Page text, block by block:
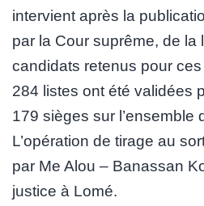
intervient après la
par la Cour suprême, de la
candidats retenus pour
284 listes ont été validées
179 sièges sur l’ensemble
L’opération de tirage au
par Me Alou – Banassan
justice à Lomé.